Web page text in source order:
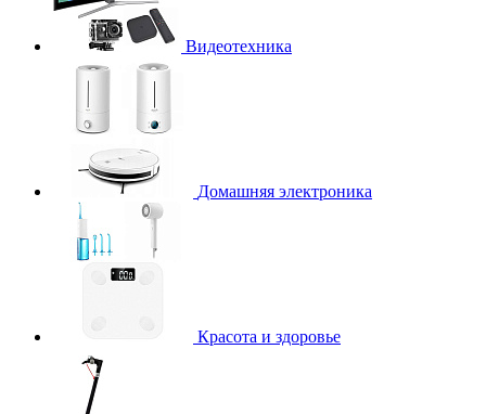
Видеотехника
Домашняя электроника
Красота и здоровье